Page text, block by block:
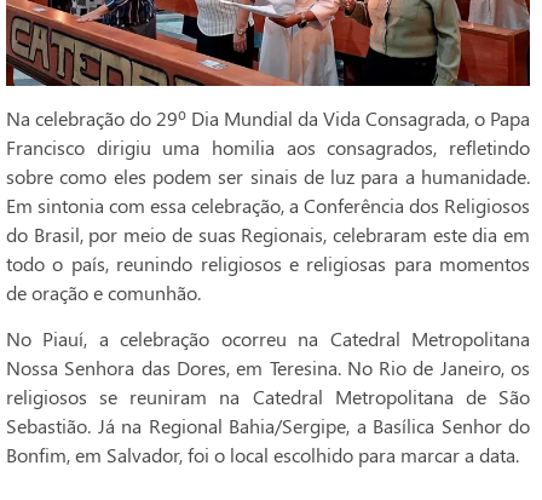
Na celebração do 29º Dia Mundial da Vida Consagrada, o Papa
Francisco dirigiu uma homilia aos consagrados, refletindo
sobre como eles podem ser sinais de luz para a humanidade.
Em sintonia com essa celebração, a Conferência dos Religiosos
do Brasil, por meio de suas Regionais, celebraram este dia em
todo o país, reunindo religiosos e religiosas para momentos
de oração e comunhão.
No Piauí, a celebração ocorreu na Catedral Metropolitana
Nossa Senhora das Dores, em Teresina. No Rio de Janeiro, os
religiosos se reuniram na Catedral Metropolitana de São
Sebastião. Já na Regional Bahia/Sergipe, a Basílica Senhor do
Bonfim, em Salvador, foi o local escolhido para marcar a data.